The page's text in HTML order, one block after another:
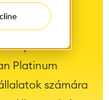
Platinum
számára